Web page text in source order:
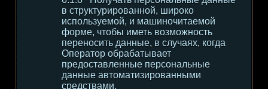
в структурированной, широко
используемой, и машиночитаемой
форме, чтобы иметь возможность
переносить данные, в случаях, когда
Оператор обрабатывает
предоставленные персональные
данные автоматизированными
средствами.